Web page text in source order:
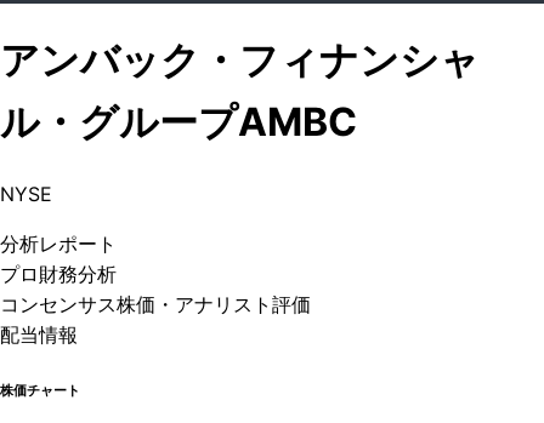
アンバック・フィナンシャ
ル・グループAMBC
NYSE
分析レポート
プロ 財務分析
コンセンサス株価 ・アナリスト評価
配当情報
株価チャート